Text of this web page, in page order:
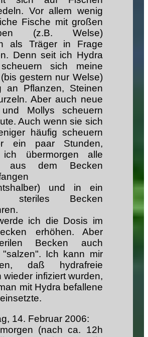
Vor allem wenig
Fische mit großen
(z.B. Welse)
als Träger in Frage
Denn seit ich Hydra
sich meine
gestern nur Welse)
an Pflanzen, Steinen
Aber auch neue
Mollys scheuern
Auch wenn sie sich
häufig scheuern
ein paar Stunden,
ich übermorgen alle
aus dem Becken
und in ein
steriles Becken
ich die Dosis im
erhöhen. Aber
Becken auch
"salzen". Ich kann mir
daß hydrafreie
wieder infiziert wurden,
mit Hydra befallene
14. Februar 2006:
(nach ca. 12h